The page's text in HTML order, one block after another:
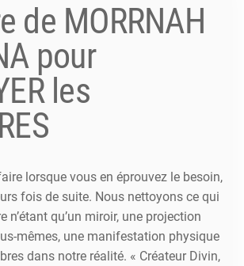
de MORRNAH
pour
les
lorsque vous en éprouvez le besoin,
fois de suite. Nous nettoyons ce qui
n’étant qu’un miroir, une projection
mêmes, une manifestation physique
dans notre réalité. « Créateur Divin,